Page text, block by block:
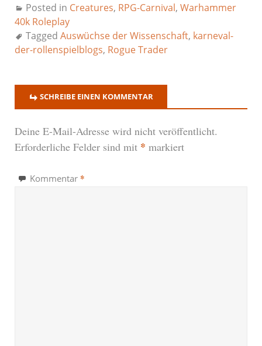
Posted in Creatures, RPG-Carnival, Warhammer
40k Roleplay
Tagged Auswüchse der Wissenschaft, karneval-
der-rollenspielblogs, Rogue Trader
SCHREIBE EINEN KOMMENTAR
Deine E-Mail-Adresse wird nicht veröffentlicht.
Erforderliche Felder sind mit * markiert
Kommentar *